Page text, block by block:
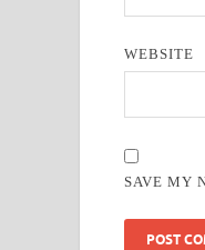
WEBSITE
SAVE MY